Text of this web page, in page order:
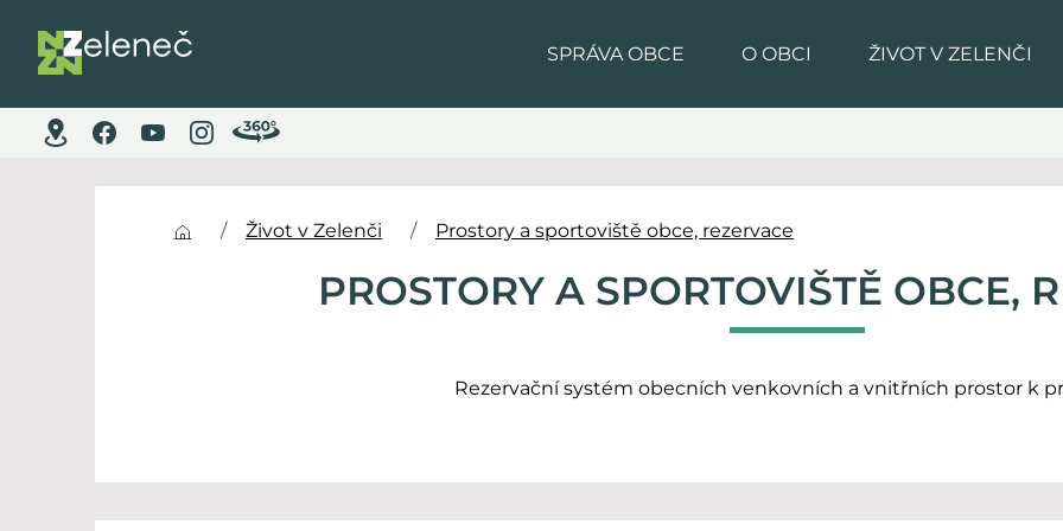
SPRÁVA OBCE O OBCI ŽIVOT V ZELENČI
Život v Zelenči Prostory a sportoviště obce, rezervace
PROSTORY A SPORTOVIŠTĚ OBCE,
Rezervační systém obecních venkovních a vnitřních prostor k